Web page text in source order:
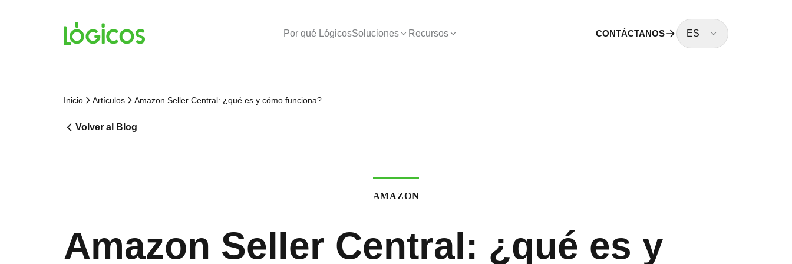
Por qué LógicosSoluciones Recursos CONTÁCTANOS ES
Inicio Artículos Amazon Seller Central: ¿qué es y cómo funciona?
Volver al Blog
AMAZON
Amazon Seller Central: ¿qué es y